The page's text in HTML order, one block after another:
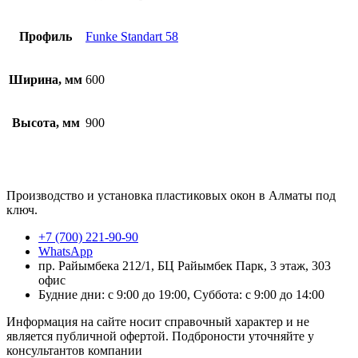
Профиль Funke Standart 58
Ширина, мм 600
Высота, мм 900
Производство и установка пластиковых окон в Алматы под
ключ.
+7 (700) 221-90-90
WhatsApp
пр. Райымбека 212/1, БЦ Райымбек Парк, 3 этаж, 303
офис
Будние дни: с 9:00 до 19:00, Суббота: с 9:00 до 14:00
Информация на сайте носит справочный характер и не
является публичной офертой. Подброности уточняйте у
консультантов компании